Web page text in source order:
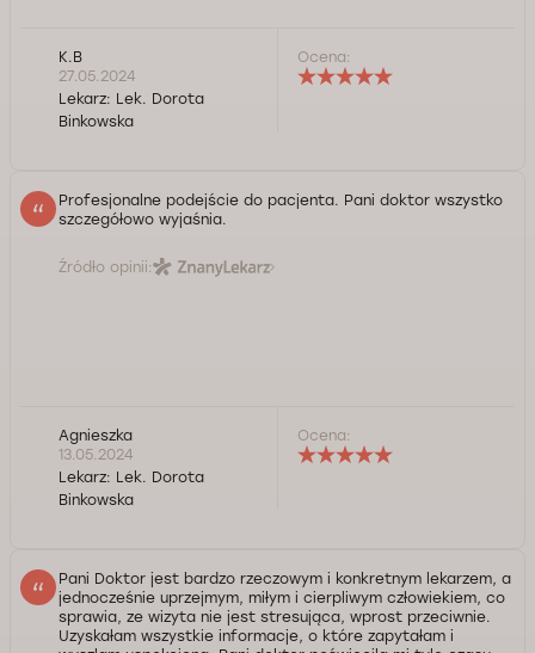
K.B
27.05.2024
Lekarz: Lek. Dorota
Binkowska
Ocena:
Profesjonalne podejście do pacjenta. Pani doktor wszystko
szczegółowo wyjaśnia.
Źródło opinii:
Agnieszka
13.05.2024
Lekarz: Lek. Dorota
Binkowska
Ocena:
Pani Doktor jest bardzo rzeczowym i konkretnym lekarzem, a
jednocześnie uprzejmym, miłym i cierpliwym człowiekiem, co
sprawia, ze wizyta nie jest stresująca, wprost przeciwnie.
Uzyskałam wszystkie informacje, o które zapytałam i